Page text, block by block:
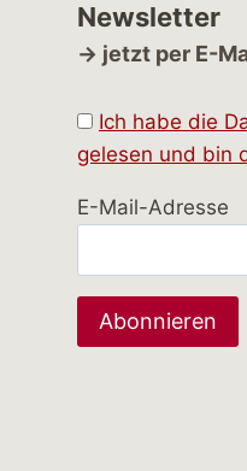
Newsletter
→ jetzt per E-
Ich habe die
gelesen und bin
E-Mail-Adresse